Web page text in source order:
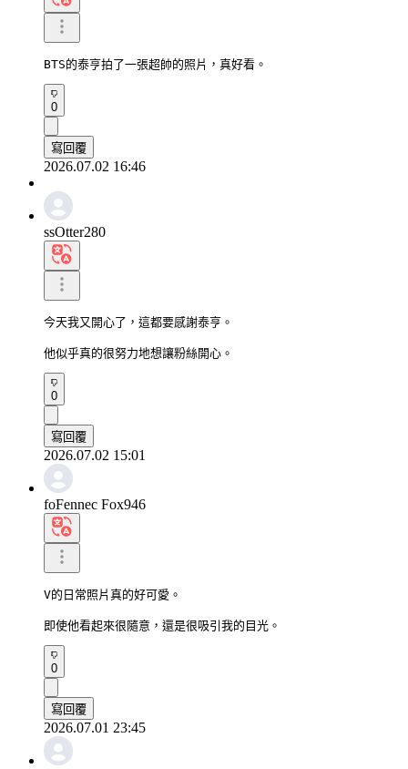
BTS的泰亨拍了一張超帥的照片，真好看。
0
寫回覆
2026.07.02 16:46
ssOtter280
今天我又開心了，這都要感謝泰亨。
他似乎真的很努力地想讓粉絲開心。
0
寫回覆
2026.07.02 15:01
foFennec Fox946
V的日常照片真的好可愛。
即使他看起來很隨意，還是很吸引我的目光。
0
寫回覆
2026.07.01 23:45